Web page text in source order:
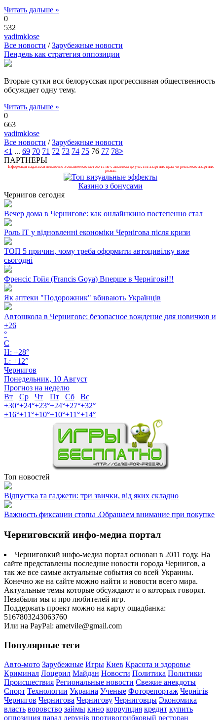
Читать дальше »
0
532
vadimklose
Все новости /Зарубежные новости
Пендель как стратегия оппозиции
Вторые сутки вся белорусская прогрессивная общественность
обсуждает одну тему.
Читать дальше »
0
663
vadimklose
Все новости /Зарубежные новости
<1 ... 69 70 71 72 73 74 75 76 77 78>
ПАРТНЕРЫ
Інформація надається виключно з ознайомчою метою та не є закликом до участі в азартних іграх чи рекламою азартних
розваг.
Казино з бонусами
Чернигов сегодня
Вечер дома в Чернигове: как онлайнкино постепенно стал
Роль ІТ у відновленні економіки Чернігова після кризи
ТОП 5 причин, чому треба оформити автоцивілку вже
сьогодні
Френсіс Гойя (Francis Goya) Вперше в Чернігові!!!
Як аптеки "Подорожник" вбивають Українців
Автошкола в Чернигове: безопасное вождение для новичков и
+26
°
C
H: +28°
L: +12°
Чернигов
Понедельник, 10 Август
Прогноз на неделю
Вт
Ср Чт Пт Сб
Вс
+30°+24°+23°+24°+27°+32°
+16°+11°+10°+10°+11°+14°
Топ новостей
Відпустка та гаджети: три звички, від яких складно
Важность фиксации стопы .Обращаем внимание при покупке
Черниговский инфо-медиа портал
Черниговкий инфо-медиа портал основан в 2011 году. На
сайте представлены последние новости города Чернигов, а
так же все самые актуальные события со всей Украины.
Конечно же на сайте можно найти и новости всего мира.
Актуальные темы которые обсуждают и о которых говорят.
Незабыли мы и про любителей игр.
Поддержать проект можно на карту ощадбанка:
5167803243063760
Или на PayPal: ametvile@gmail.com
Популярные теги
Авто-мото Зарубежные Игры Киев Красота и здоровье
Криминал Лоцерил Майдан Новости Политика Политики
Происшествия Региональные новости Свежие анекдоты
Спорт Технологии Украина Ученые Фоторепортаж Чернігів
Чернигов Чернигова Чернигову Черниговцы Экономика
власть воровство займы кино коррупция кредит купить
оппозиция парад дерунів противогрибковый ресторан